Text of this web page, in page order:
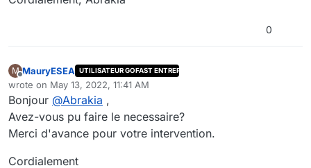
0
M
Offline
MauryESEA UTILISATEUR GOFAST ENTREPRISE
wrote on May 13, 2022, 11:41 AM
last edited by
Bonjour @Abrakia ,
Avez-vous pu faire le necessaire?
Merci d'avance pour votre intervention.
Cordialement